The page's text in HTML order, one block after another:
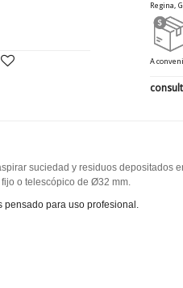
Regina,
A
suciedad y residuos depositados
o telescópico de Ø32 mm.
pensado para uso profesional.